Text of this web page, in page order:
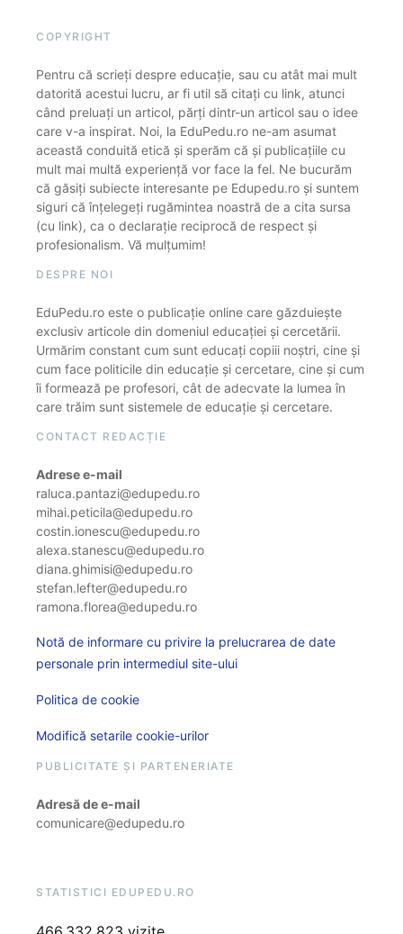
COPYRIGHT
Pentru că scrieți despre educație, sau cu atât mai mult
datorită acestui lucru, ar fi util să citați cu link, atunci
când preluați un articol, părți dintr-un articol sau o idee
care v-a inspirat. Noi, la EduPedu.ro ne-am asumat
această conduită etică și sperăm că și publicațiile cu
mult mai multă experiență vor face la fel. Ne bucurăm
că găsiți subiecte interesante pe Edupedu.ro și suntem
siguri că înțelegeți rugămintea noastră de a cita sursa
(cu link), ca o declarație reciprocă de respect și
profesionalism. Vă mulțumim!
DESPRE NOI
EduPedu.ro este o publicație online care găzduiește
exclusiv articole din domeniul educației și cercetării.
Urmărim constant cum sunt educați copiii noștri, cine și
cum face politicile din educație și cercetare, cine și cum
îi formează pe profesori, cât de adecvate la lumea în
care trăim sunt sistemele de educație și cercetare.
CONTACT REDACȚIE
Adrese e-mail
raluca.pantazi@edupedu.ro
mihai.peticila@edupedu.ro
costin.ionescu@edupedu.ro
alexa.stanescu@edupedu.ro
diana.ghimisi@edupedu.ro
stefan.lefter@edupedu.ro
ramona.florea@edupedu.ro
Notă de informare cu privire la prelucrarea de date
personale prin intermediul site-ului
Politica de cookie
Modifică setarile cookie-urilor
PUBLICITATE ȘI PARTENERIATE
Adresă de e-mail
comunicare@edupedu.ro
STATISTICI EDUPEDU.RO